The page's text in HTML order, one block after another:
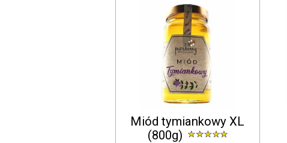
Miód tymiankowy XL
(800g)